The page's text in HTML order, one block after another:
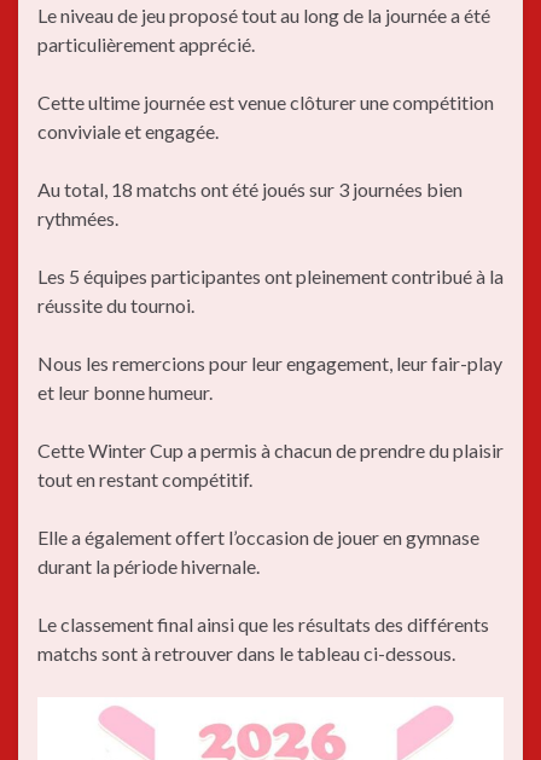
Le niveau de jeu proposé tout au long de la journée a été
particulièrement apprécié.
Cette ultime journée est venue clôturer une compétition
conviviale et engagée.
Au total, 18 matchs ont été joués sur 3 journées bien
rythmées.
Les 5 équipes participantes ont pleinement contribué à la
réussite du tournoi.
Nous les remercions pour leur engagement, leur fair-play
et leur bonne humeur.
Cette Winter Cup a permis à chacun de prendre du plaisir
tout en restant compétitif.
Elle a également offert l’occasion de jouer en gymnase
durant la période hivernale.
Le classement final ainsi que les résultats des différents
matchs sont à retrouver dans le tableau ci-dessous.